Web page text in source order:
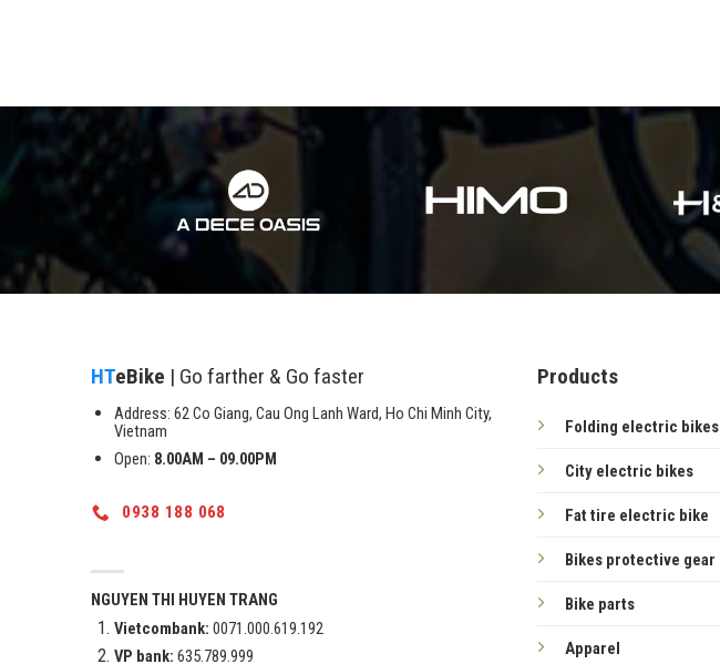
HTeBike | Go farther & Go faster
Address: 62 Co Giang, Cau Ong Lanh Ward, Ho Chi Minh City,
Vietnam
Open: 8.00AM – 09.00PM
0938 188 068
NGUYEN THI HUYEN TRANG
Vietcombank: 0071.000.619.192
VP bank: 635.789.999
Products
Folding electric bikes
City electric bikes
Fat tire electric bike
Bikes protective gear
Bike parts
Apparel